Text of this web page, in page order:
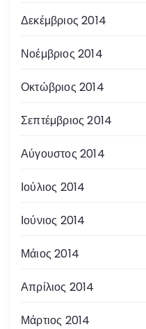
Δεκέμβριος 2014
Νοέμβριος 2014
Οκτώβριος 2014
Σεπτέμβριος 2014
Αύγουστος 2014
Ιούλιος 2014
Ιούνιος 2014
Μάιος 2014
Απρίλιος 2014
Μάρτιος 2014